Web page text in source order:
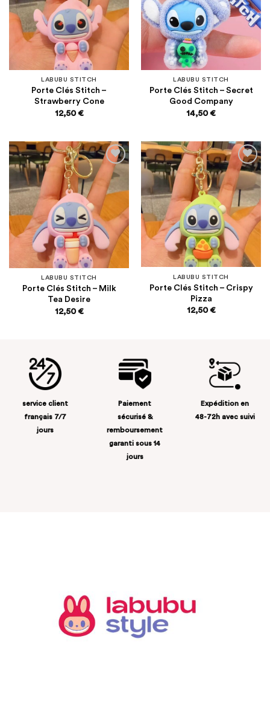
d’envies
LABUBU STITCH
Porte Clés Stitch –
Strawberry Cone
12,50 €
d’envies
LABUBU STITCH
Porte Clés Stitch – Secret
Good Company
14,50 €
Ajouter
à la
liste
d’envies
LABUBU STITCH
Porte Clés Stitch – Milk
Tea Desire
12,50 €
Ajouter
à la
liste
d’envies
LABUBU STITCH
Porte Clés Stitch – Crispy
Pizza
12,50 €
service client
français 7/7
jours
Paiement
sécurisé &
remboursement
garanti sous 14
jours
Expédition en
48-72h avec suivi